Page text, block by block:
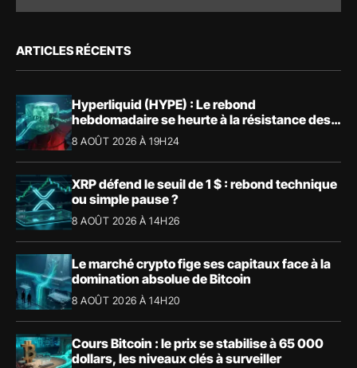
ARTICLES RÉCENTS
Hyperliquid (HYPE) : Le rebond
hebdomadaire se heurte à la résistance des
57,90 $
8 AOÛT 2026 À 19H24
XRP défend le seuil de 1 $ : rebond technique
ou simple pause ?
8 AOÛT 2026 À 14H26
Le marché crypto fige ses capitaux face à la
domination absolue de Bitcoin
8 AOÛT 2026 À 14H20
Cours Bitcoin : le prix se stabilise à 65 000
dollars, les niveaux clés à surveiller